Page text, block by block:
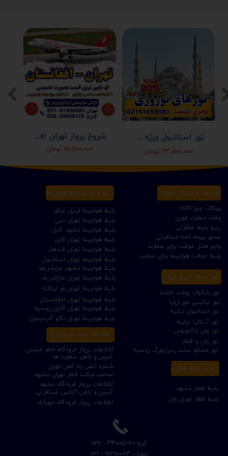
شروع پرواز تهران افغانستان (کابل-مزارشریف-هرات-قندهار)
۱۵,۵۰۰,۰۰۰ تومان
تور استانبول ویژه عید نوروز 1405 | مجری مستقیم ✈️
۳۳,۵۰۰,۰۰۰ تومان
​تهران ۹۱۶۹۰۰۸۳ - ۰۲۱
​کرج ۳۴۰۰۵۱۷۰ - ۰۲۶
تور ترکیبی دور اروپا
رزرو بلیط سفارتی
پیکاپ ویزا کانادا
بلیط هواپیما تهران کابل
بلیط هواپیما تهران مزارشریف
بلیط هواپیما مشهد کابل
بلیط هواپیما تهران قندهار
بلیط هواپیما تهران افغانستان
بلیط هواپیما مشهد مزارشریف
بلیط قطار تهران وان
بلیط قطار مشهد
بلیط موقت هواپیما برای سفارت
واچر هتل موقت برای سفارت
بلیط هواپیما تهران رم ایتالیا
اطلاعات پرواز فرودگاه امام خمینی
بلیط هواپیما تهران دبی
بلیط هواپیما تهران باکو آذربایجان
بلیط هواپیما تهران استانبول
بلیط هواپیما تهران کازان روسیه
بلیط هواپیما اربیل عراق
صدور بیمه نامه مسافرتی
تور آنتالیا ترکیه
تور استانبول ترکیه
تور مسکو سنت پترزبورگ روسیه
تور وان با قطار
تور بانکوک پوکت تایلند
تور وان با اتوبوس
ساعت حرکت قطار تهران مشهد
خرید بلیط قطار
خدمات و مدارک سفارت رزرو و خرید بلیط هواپیما
تور لحظه آخری ارزان
شماره تلفن راه آهن تهران
وقت سفارت فوری
اطلاعات پرواز فرودگاه مهرآباد
اطلاعات پرواز فرودگاه مشهد
آدرس و تلفن سفارت ها
آدرس و تلفن آژانس مسافرتی
اطلاعات مفید گردشگری